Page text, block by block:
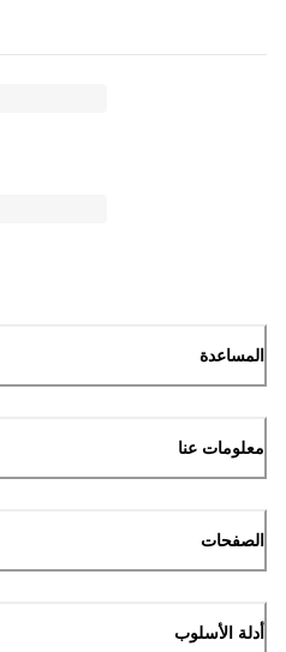
المساعدة
معلومات عنا
الصفحات
أدلة الأسلوب